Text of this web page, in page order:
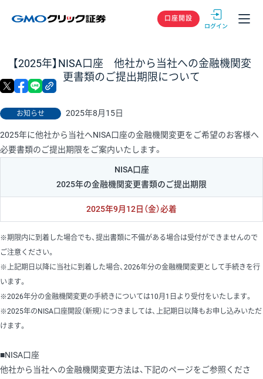
GMOクリック
口座開設
【2025年】NISA口座 他社から当社への金融機関変
更書類のご提出期限について
お知らせ 2025年8月15日
X facebook
2025年に他社から当社へNISA口座の金融機関変更をご希望のお客様へ
必要書類のご提出期限をご案内いたします。
NISA口座
2025年の金融機関変更書類のご提出期限
2025年9月12日（金）必着
※期限内に到着した場合でも、提出書類に不備がある場合は受付ができませんので
ご注意ください。
※上記期日以降に当社に到着した場合、2026年分の金融機関変更として手続きを行
います。
※2026年分の金融機関変更の手続きについては10月1日より受付をいたします。
※2025年のNISA口座開設（新規）につきましては、上記期日以降もお申し込みいただ
けます。
■NISA口座
他社から当社への金融機関変更方法は、下記のページをご参照くださ